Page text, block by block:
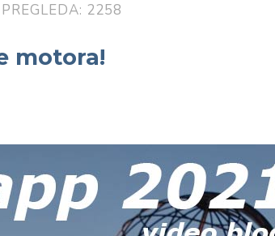
PREGLEDA: 2258
motora!